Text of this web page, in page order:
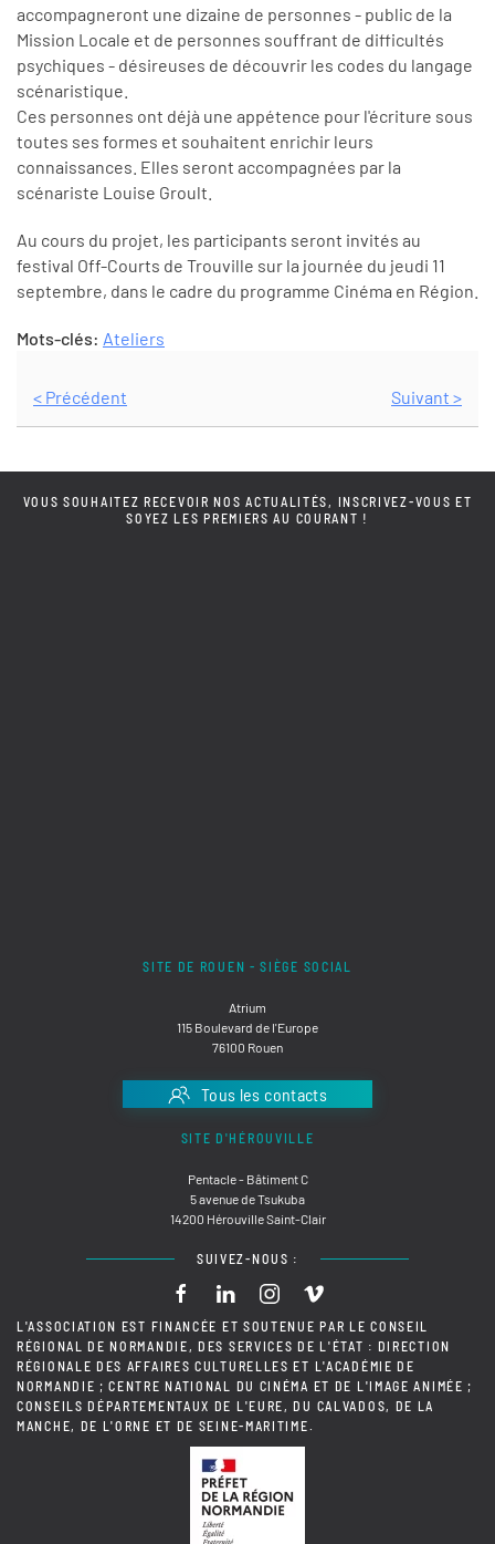
accompagneront une dizaine de personnes - public de la
Mission Locale et de personnes souffrant de difficultés
psychiques - désireuses de découvrir les codes du langage
scénaristique.
Ces personnes ont déjà une appétence pour l'écriture sous
toutes ses formes et souhaitent enrichir leurs
connaissances. Elles seront accompagnées par la
scénariste Louise Groult.
Au cours du projet, les participants seront invités au
festival Off-Courts de Trouville sur la journée du jeudi 11
septembre, dans le cadre du programme Cinéma en Région.
Mots-clés: Ateliers
< Précédent Suivant >
VOUS SOUHAITEZ RECEVOIR NOS ACTUALITÉS, INSCRIVEZ-VOUS ET
SOYEZ LES PREMIERS AU COURANT !
SITE DE ROUEN - SIÈGE SOCIAL
Atrium
115 Boulevard de l'Europe
76100 Rouen
Tous les contacts
SITE D'HÉROUVILLE
Pentacle - Bâtiment C
5 avenue de Tsukuba
14200 Hérouville Saint-Clair
SUIVEZ-NOUS :
L'ASSOCIATION EST FINANCÉE ET SOUTENUE PAR LE CONSEIL
RÉGIONAL DE NORMANDIE, DES SERVICES DE L'ÉTAT : DIRECTION
RÉGIONALE DES AFFAIRES CULTURELLES ET L'ACADÉMIE DE
NORMANDIE ; CENTRE NATIONAL DU CINÉMA ET DE L'IMAGE ANIMÉE ;
CONSEILS DÉPARTEMENTAUX DE L'EURE, DU CALVADOS, DE LA
MANCHE, DE L'ORNE ET DE SEINE-MARITIME.